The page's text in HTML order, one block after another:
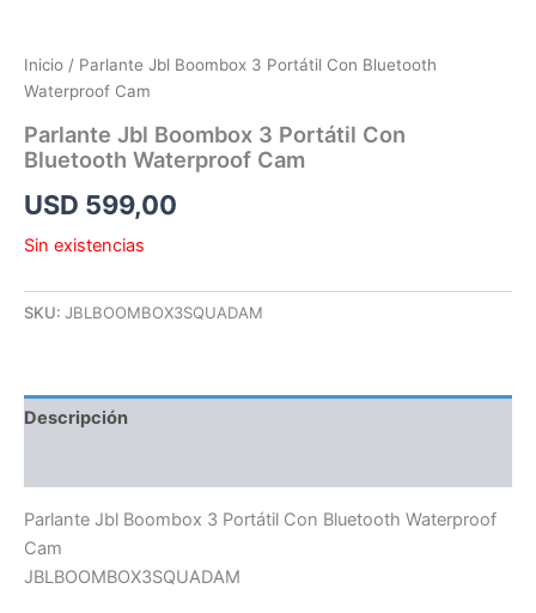
Inicio / Parlante Jbl Boombox 3 Portátil Con Bluetooth
Waterproof Cam
Parlante Jbl Boombox 3 Portátil Con
Bluetooth Waterproof Cam
USD 599,00
Sin existencias
SKU: JBLBOOMBOX3SQUADAM
Descripción
Parlante Jbl Boombox 3 Portátil Con Bluetooth Waterproof
Cam
JBLBOOMBOX3SQUADAM